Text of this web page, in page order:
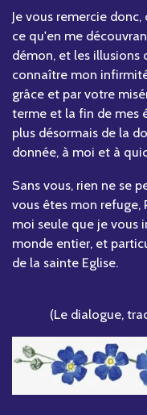
Je vous remercie
ce qu'en me
démon, et les illusions
connaître mon
grâce et par votre
terme et la fin de mes
plus désormais de la
donnée, à moi et à
Sans vous, rien ne se
vous êtes mon refuge,
moi seule que je vous
monde entier, et
de la sainte Eglise.
(Le dialogue,